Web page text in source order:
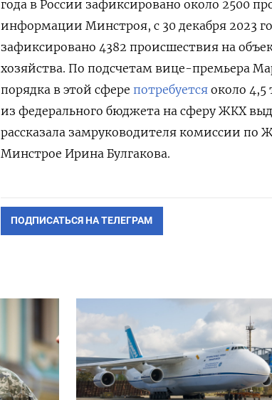
года в России зафиксировано около 2500
информации Минстроя, с 30 декабря 2023
зафиксировано 4382 происшествия на
хозяйства. По подсчетам вице-премьера
порядка в этой сфере потребуется около 4,5
из федерального бюджета на сферу ЖКХ
рассказала замруководителя комиссии по
Минстрое Ирина Булгакова.
ПОДПИСАТЬСЯ НА ТЕЛЕГРАМ